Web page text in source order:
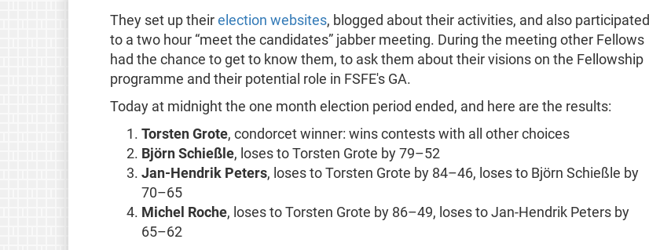
They set up their election websites, blogged about their activities, and also participated
to a two hour “meet the candidates” jabber meeting. During the meeting other Fellows
had the chance to get to know them, to ask them about their visions on the Fellowship
programme and their potential role in FSFE's GA.
Today at midnight the one month election period ended, and here are the results:
Torsten Grote, condorcet winner: wins contests with all other choices
Björn Schießle, loses to Torsten Grote by 79–52
Jan-Hendrik Peters, loses to Torsten Grote by 84–46, loses to Björn Schießle by
70–65
Michel Roche, loses to Torsten Grote by 86–49, loses to Jan-Hendrik Peters by
65–62